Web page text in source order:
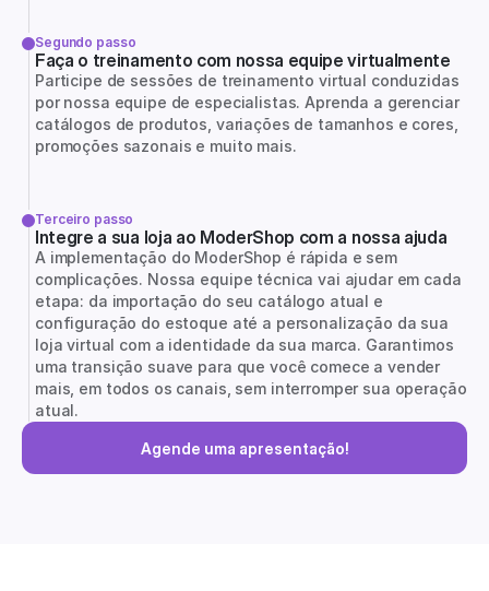
Segundo passo
Faça o treinamento com nossa equipe virtualmente
Participe de sessões de treinamento virtual conduzidas
por nossa equipe de especialistas. Aprenda a gerenciar
catálogos de produtos, variações de tamanhos e cores,
promoções sazonais e muito mais.
Terceiro passo
Integre a sua loja ao ModerShop com a nossa ajuda
A implementação do ModerShop é rápida e sem
complicações. Nossa equipe técnica vai ajudar em cada
etapa: da importação do seu catálogo atual e
configuração do estoque até a personalização da sua
loja virtual com a identidade da sua marca. Garantimos
uma transição suave para que você comece a vender
mais, em todos os canais, sem interromper sua operação
atual.
Agende uma apresentação!